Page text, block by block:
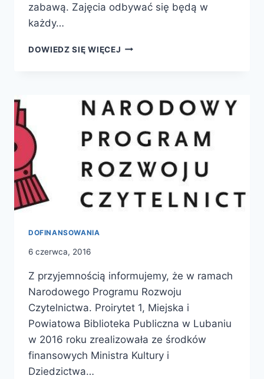
zabawą. Zajęcia odbywać się będą w
każdy…
DOWIEDZ SIĘ WIĘCEJ PODRÓŻE
DOFINANSOWANIA
6 czerwca, 2016
Z przyjemnością informujemy, że w ramach
Narodowego Programu Rozwoju
Czytelnictwa. Proirytet 1, Miejska i
Powiatowa Biblioteka Publiczna w Lubaniu
w 2016 roku zrealizowała ze środków
finansowych Ministra Kultury i
Dziedzictwa…